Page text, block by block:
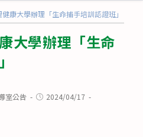
康大學辦理「生命捕手培訓認證班」
大學辦理「生命
室公告
Post2024/04/17